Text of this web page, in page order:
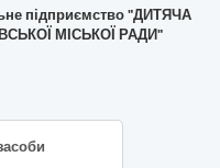
підприємство "ДИТЯЧА
МІСЬКОЇ РАДИ"